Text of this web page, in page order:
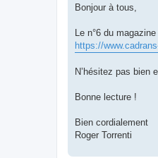
s
g
Bonjour à tous,
Le n°6 du
https://
N’hésitez pas bien
Bonne lecture !
Bien cordialement
Roger Torrenti